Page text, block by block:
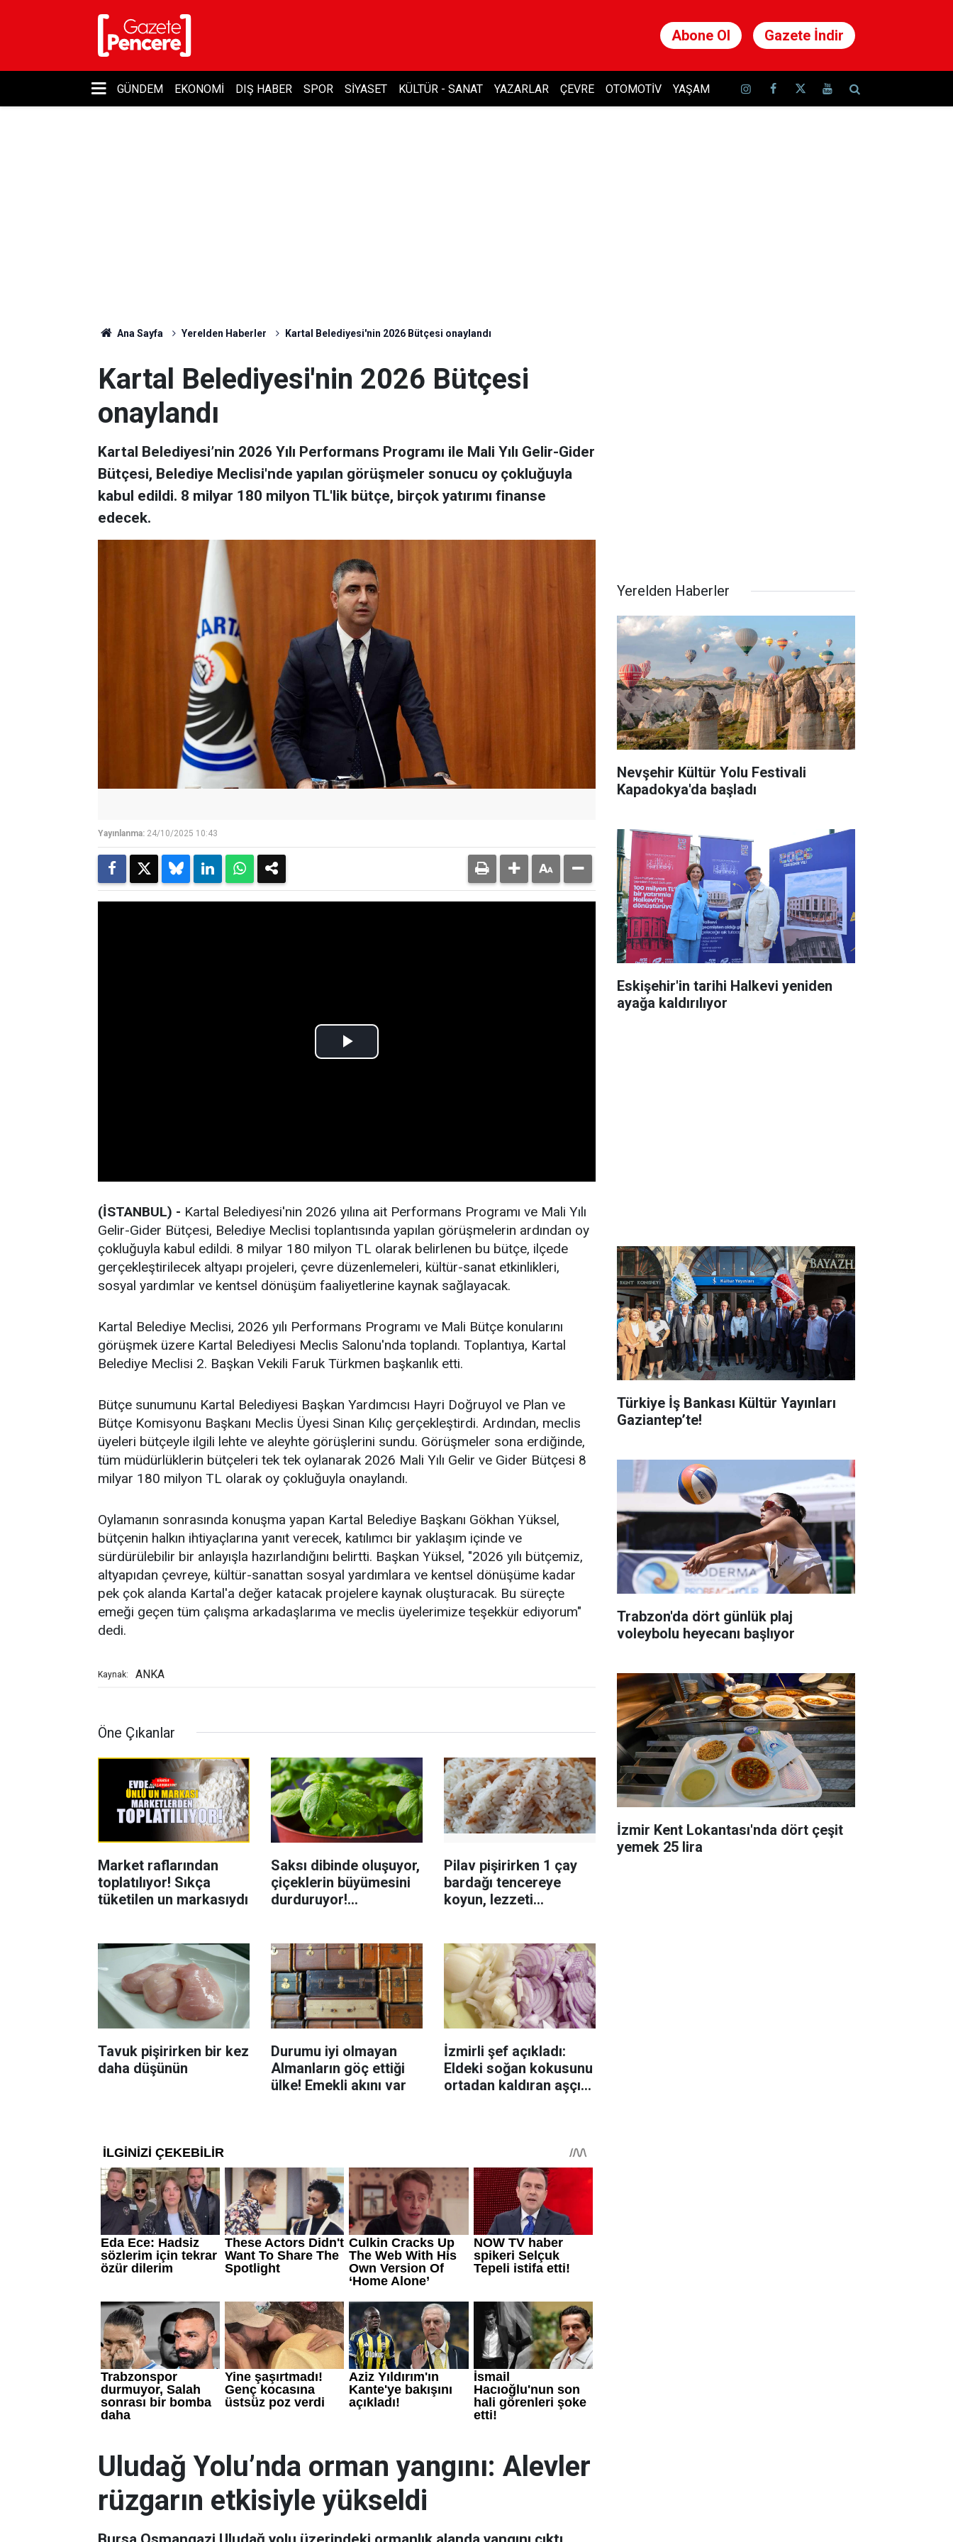
Abone Ol Gazete İndir
GÜNDEM EKONOMI DIŞ HABER SPOR SIYASET KÜLTÜR - SANAT YAZARLAR ÇEVRE OTOMOTIV YAŞAM
Ana Sayfa Yerelden Haberler Kartal Belediyesi'nin 2026 Bütçesi onaylandı
Kartal Belediyesi'nin 2026 Bütçesi
onaylandı
Kartal Belediyesi’nin 2026 Yılı Performans Programı ile Mali Yılı Gelir-Gider
Bütçesi, Belediye Meclisi'nde yapılan görüşmeler sonucu oy çokluğuyla
kabul edildi. 8 milyar 180 milyon TL'lik bütçe, birçok yatırımı finanse
edecek.
Yayınlanma: 24/10/2025 10:43
(İSTANBUL) - Kartal Belediyesi'nin 2026 yılına ait Performans Programı ve Mali Yılı
Gelir-Gider Bütçesi, Belediye Meclisi toplantısında yapılan görüşmelerin ardından oy
çokluğuyla kabul edildi. 8 milyar 180 milyon TL olarak belirlenen bu bütçe, ilçede
gerçekleştirilecek altyapı projeleri, çevre düzenlemeleri, kültür-sanat etkinlikleri,
sosyal yardımlar ve kentsel dönüşüm faaliyetlerine kaynak sağlayacak.
Kartal Belediye Meclisi, 2026 yılı Performans Programı ve Mali Bütçe konularını
görüşmek üzere Kartal Belediyesi Meclis Salonu'nda toplandı. Toplantıya, Kartal
Belediye Meclisi 2. Başkan Vekili Faruk Türkmen başkanlık etti.
Bütçe sunumunu Kartal Belediyesi Başkan Yardımcısı Hayri Doğruyol ve Plan ve
Bütçe Komisyonu Başkanı Meclis Üyesi Sinan Kılıç gerçekleştirdi. Ardından, meclis
üyeleri bütçeyle ilgili lehte ve aleyhte görüşlerini sundu. Görüşmeler sona erdiğinde,
tüm müdürlüklerin bütçeleri tek tek oylanarak 2026 Mali Yılı Gelir ve Gider Bütçesi 8
milyar 180 milyon TL olarak oy çokluğuyla onaylandı.
Oylamanın sonrasında konuşma yapan Kartal Belediye Başkanı Gökhan Yüksel,
bütçenin halkın ihtiyaçlarına yanıt verecek, katılımcı bir yaklaşım içinde ve
sürdürülebilir bir anlayışla hazırlandığını belirtti. Başkan Yüksel, "2026 yılı bütçemiz,
altyapıdan çevreye, kültür-sanattan sosyal yardımlara ve kentsel dönüşüme kadar
pek çok alanda Kartal'a değer katacak projelere kaynak oluşturacak. Bu süreçte
emeği geçen tüm çalışma arkadaşlarıma ve meclis üyelerimize teşekkür ediyorum"
dedi.
Kaynak: ANKA
Öne Çıkanlar
Market raflarından
toplatılıyor! Sıkça
tüketilen un markasıydı
Saksı dibinde oluşuyor,
çiçeklerin büyümesini
durduruyor!
Pilav pişirirken 1 çay
bardağı tencereye
koyun, lezzeti
Tavuk pişirirken bir kez
daha düşünün
Durumu iyi olmayan
Almanların göç ettiği
ülke! Emekli akını var
İzmirli şef açıkladı:
Eldeki soğan kokusunu
ortadan kaldıran aşçı
Yerelden Haberler
Nevşehir Kültür Yolu Festivali
Kapadokya'da başladı
Eskişehir'in tarihi Halkevi yeniden
ayağa kaldırılıyor
Türkiye İş Bankası Kültür Yayınları
Gaziantep’te!
Trabzon'da dört günlük plaj
voleybolu heyecanı başlıyor
İzmir Kent Lokantası'nda dört çeşit
yemek 25 lira
Uludağ Yolu’nda orman yangını: Alevler
rüzgarın etkisiyle yükseldi